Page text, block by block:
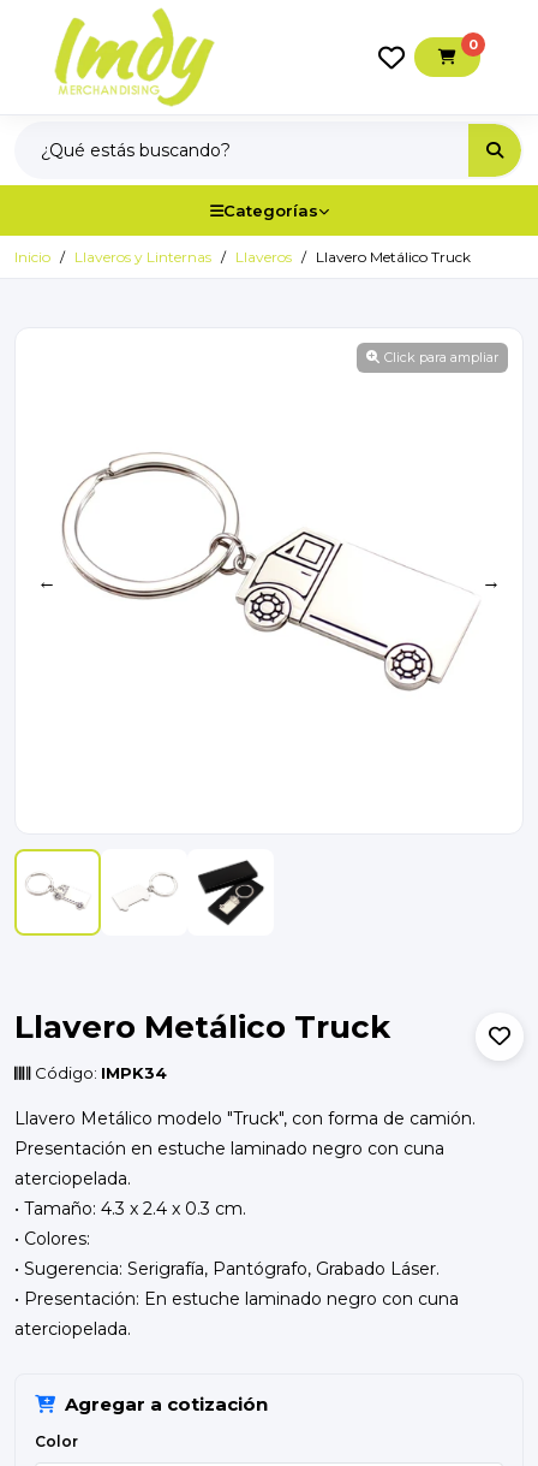
0
Categorías
Inicio Llaveros y Linternas Llaveros Llavero Metálico Truck
Click para ampliar
← →
Llavero Metálico Truck
Código: IMPK34
Llavero Metálico modelo "Truck", con forma de camión.
Presentación en estuche laminado negro con cuna
aterciopelada.
• Tamaño: 4.3 x 2.4 x 0.3 cm.
• Colores:
• Sugerencia: Serigrafía, Pantógrafo, Grabado Láser.
• Presentación: En estuche laminado negro con cuna
aterciopelada.
Agregar a cotización
Color